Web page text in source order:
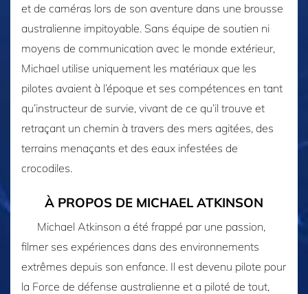
et de caméras lors de son aventure dans une brousse
australienne impitoyable. Sans équipe de soutien ni
moyens de communication avec le monde extérieur,
Michael utilise uniquement les matériaux que les
pilotes avaient à l’époque et ses compétences en tant
qu’instructeur de survie, vivant de ce qu’il trouve et
retraçant un chemin à travers des mers agitées, des
terrains menaçants et des eaux infestées de
crocodiles.
À PROPOS DE MICHAEL ATKINSON
Michael Atkinson a été frappé par une passion,
filmer ses expériences dans des environnements
extrêmes depuis son enfance. Il est devenu pilote pour
la Force de défense australienne et a piloté de tout,